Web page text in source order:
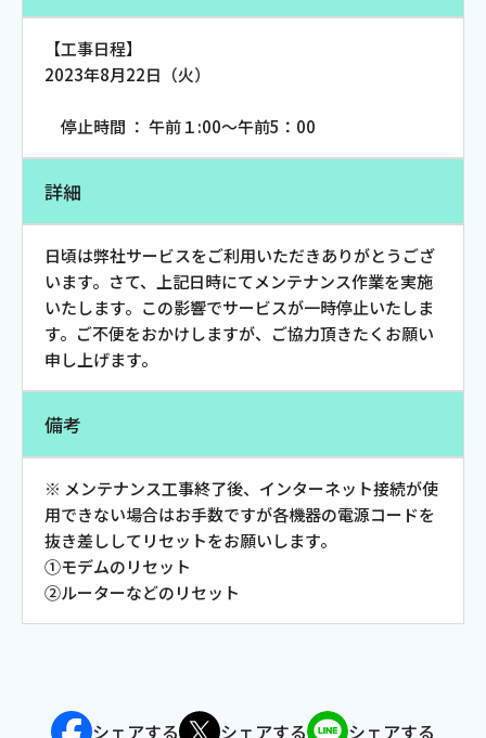
受付時間：9:30〜18:00 年中無休
おトクなプラン
パンフレット・チラシ
会社案内
ウェブサイトのご利用について
【工事日程】
2023年8月22日（火）
停止時間 ： 午前１:00～午前5：00
詳細
日頃は弊社サービスをご利用いただきありがとうござ
います。さて、上記日時にてメンテナンス作業を実施
いたします。この影響でサービスが一時停止いたしま
す。ご不便をおかけしますが、ご協力頂きたくお願い
申し上げます。
備考
※ メンテナンス工事終了後、インターネット接続が使
用できない場合はお手数ですが各機器の電源コードを
抜き差ししてリセットをお願いします。
①モデムのリセット
②ルーターなどのリセット
シェアする シェアする シェアする